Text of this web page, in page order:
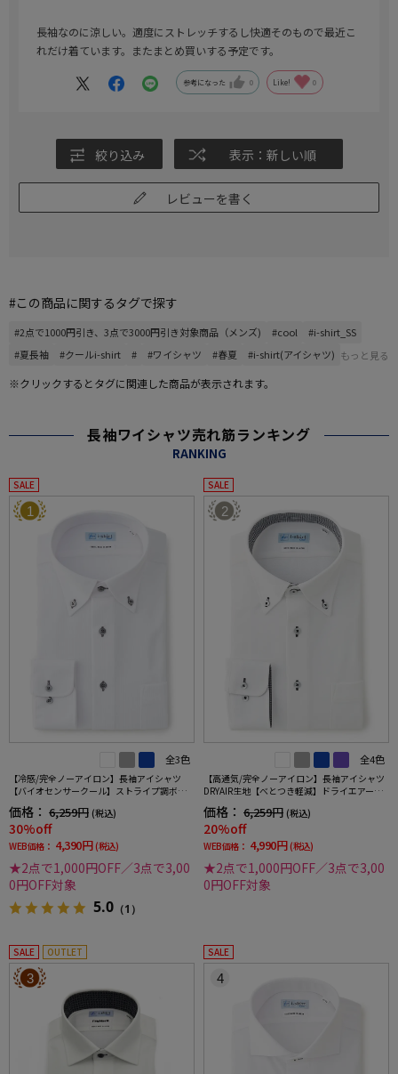
長袖なのに涼しい。適度にストレッチするし快適そのもので最近こ
れだけ着ています。またまとめ買いする予定です。
参考になった 0 Like! 0
絞り込み 表示：新しい順
レビューを書く
#この商品に関するタグで探す
#2点で1000円引き、3点で3000円引き対象商品（メンズ) #cool
#i-shirt_SS
#夏長袖
#クールi-shirt # #ワイシャツ #春夏 #i-shirt(アイシャツ) もっと見る
※クリックするとタグに関連した商品が表示されます。
長袖ワイシャツ売れ筋ランキング
RANKING
SALE
1
全3色
【冷感/完全ノーアイロン】長袖アイシャツ
【バイオセンサークール】ストライプ調ボタ
ンダウンストライプ形態安定ストレッチ防汚
効果吸汗速乾ワイシャツ春夏
価格： 6,259円 (税込)
30%off
WEB価格： 4,390円 (税込)
★2点で1,000円OFF／3点で3,00
0円OFF対象
5.0 （1）
SALE
2
全4色
【高通気/完全ノーアイロン】長袖アイシャツ
DRYAIR生地【べとつき軽減】ドライエアー刺
し子調ボタンダウン別布織柄無地形態安定ス
トレッチ防汚効果吸汗速乾ワイシャツ春夏
価格： 6,259円 (税込)
20%off
WEB価格： 4,990円 (税込)
★2点で1,000円OFF／3点で3,00
0円OFF対象
SALE OUTLET
3
SALE
4